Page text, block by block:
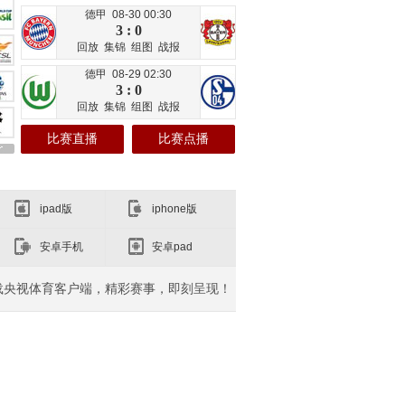
德甲 08-30 00:30
3 : 0
回放 集锦 组图 战报
德甲 08-29 02:30
3 : 0
回放 集锦 组图 战报
比赛直播 比赛点播
ipad版 iphone版
安卓手机 安卓pad
央视体育客户端，精彩赛事，即刻呈现！